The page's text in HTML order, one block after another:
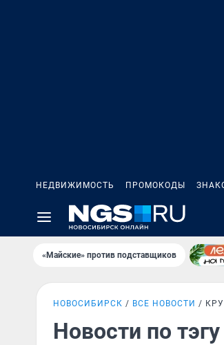
НЕДВИЖИМОСТЬ ПРОМОКОДЫ
«Майские» против подставщиков
НОВОСИБИРСК ВСЕ НОВОСТИ
Новости по